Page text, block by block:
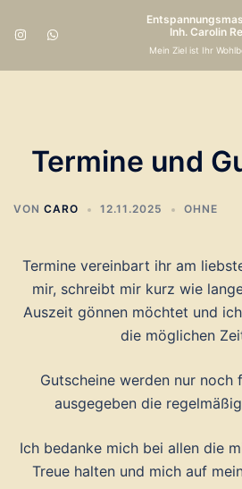
Inhalt
Inh. Carolin
Mein Ziel ist Ihr
Termine und
VON CARO 12.11.2025 OHNE
Termine vereinbart ihr am
mir, schreibt mir kurz wie
Auszeit gönnen möchtet und
die möglichen
Gutscheine werden nur noch
ausgegeben die
Ich bedanke mich bei allen die
Treue halten und mich auf